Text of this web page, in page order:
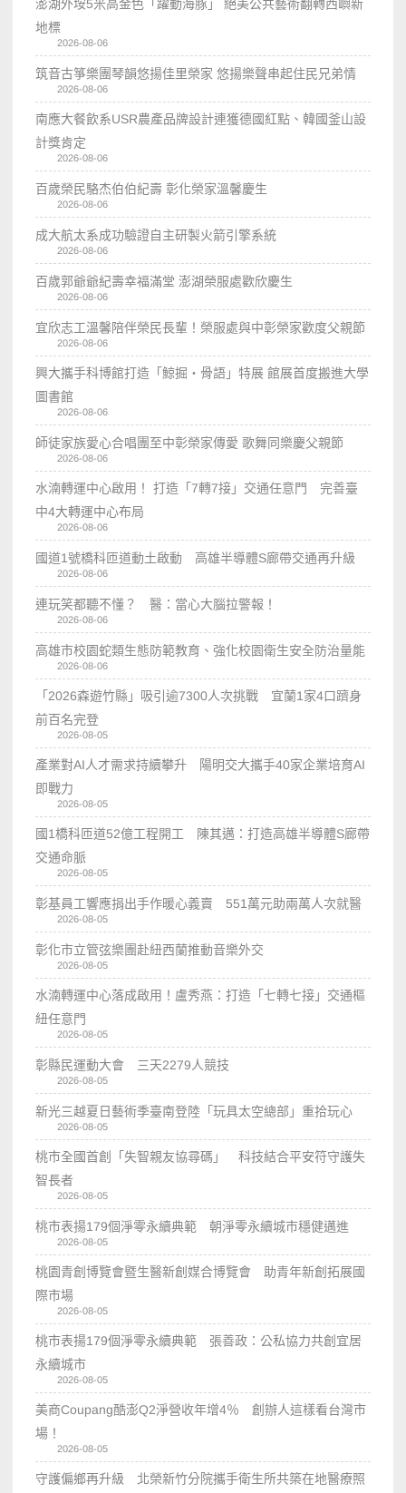
澎湖外垵5米高金色「躍動海豚」 絕美公共藝術翻轉西嶼新
地標
2026-08-06
筑音古箏樂團琴韻悠揚佳里榮家 悠揚樂聲串起住民兄弟情
2026-08-06
南應大餐飲系USR農產品牌設計連獲德國紅點、韓國釜山設
計獎肯定
2026-08-06
百歲榮民駱杰伯伯紀壽 彰化榮家溫馨慶生
2026-08-06
成大航太系成功驗證自主研製火箭引擎系統
2026-08-06
百歲郭爺爺紀壽幸福滿堂 澎湖榮服處歡欣慶生
2026-08-06
宜欣志工溫馨陪伴榮民長輩！榮服處與中彰榮家歡度父親節
2026-08-06
興大攜手科博館打造「鯨掘・骨語」特展 館展首度搬進大學
圖書館
2026-08-06
師徒家族愛心合唱團至中彰榮家傳愛 歌舞同樂慶父親節
2026-08-06
水湳轉運中心啟用！ 打造「7轉7接」交通任意門 完善臺
中4大轉運中心布局
2026-08-06
國道1號橋科匝道動土啟動 高雄半導體S廊帶交通再升級
2026-08-06
連玩笑都聽不懂？ 醫：當心大腦拉警報！
2026-08-06
高雄市校園蛇類生態防範教育、強化校園衛生安全防治量能
2026-08-06
「2026森遊竹縣」吸引逾7300人次挑戰 宜蘭1家4口躋身
前百名完登
2026-08-05
產業對AI人才需求持續攀升 陽明交大攜手40家企業培育AI
即戰力
2026-08-05
國1橋科匝道52億工程開工 陳其邁：打造高雄半導體S廊帶
交通命脈
2026-08-05
彰基員工響應捐出手作暖心義賣 551萬元助兩萬人次就醫
2026-08-05
彰化市立管弦樂團赴紐西蘭推動音樂外交
2026-08-05
水湳轉運中心落成啟用！盧秀燕：打造「七轉七接」交通樞
紐任意門
2026-08-05
彰縣民運動大會 三天2279人競技
2026-08-05
新光三越夏日藝術季臺南登陸「玩具太空總部」重拾玩心
2026-08-05
桃市全國首創「失智親友協尋碼」 科技結合平安符守護失
智長者
2026-08-05
桃市表揚179個淨零永續典範 朝淨零永續城市穩健邁進
2026-08-05
桃園青創博覽會暨生醫新創媒合博覽會 助青年新創拓展國
際市場
2026-08-05
桃市表揚179個淨零永續典範 張善政：公私協力共創宜居
永續城市
2026-08-05
美商Coupang酷澎Q2淨營收年增4％ 創辦人這樣看台灣市
場！
2026-08-05
守護偏鄉再升級 北榮新竹分院攜手衛生所共築在地醫療照